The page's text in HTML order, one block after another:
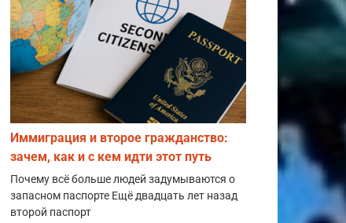
Иммиграция и второе гражданство:
зачем, как и с кем идти этот путь
Почему всё больше людей задумываются о
запасном паспорте Ещё двадцать лет назад
второй паспорт